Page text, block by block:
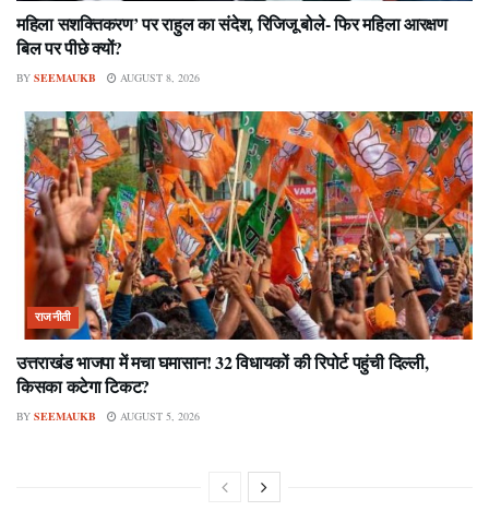
महिला सशक्तिकरण’ पर राहुल का संदेश, रिजिजू बोले- फिर महिला आरक्षण
बिल पर पीछे क्यों?
BY SEEMAUKB AUGUST 8, 2026
राजनीती
उत्तराखंड भाजपा में मचा घमासान! 32 विधायकों की रिपोर्ट पहुंची दिल्ली,
किसका कटेगा टिकट?
BY SEEMAUKB AUGUST 5, 2026